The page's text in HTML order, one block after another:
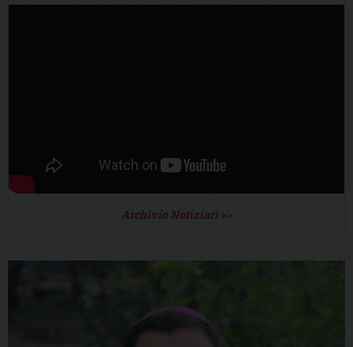
Archivio Notiziari >>